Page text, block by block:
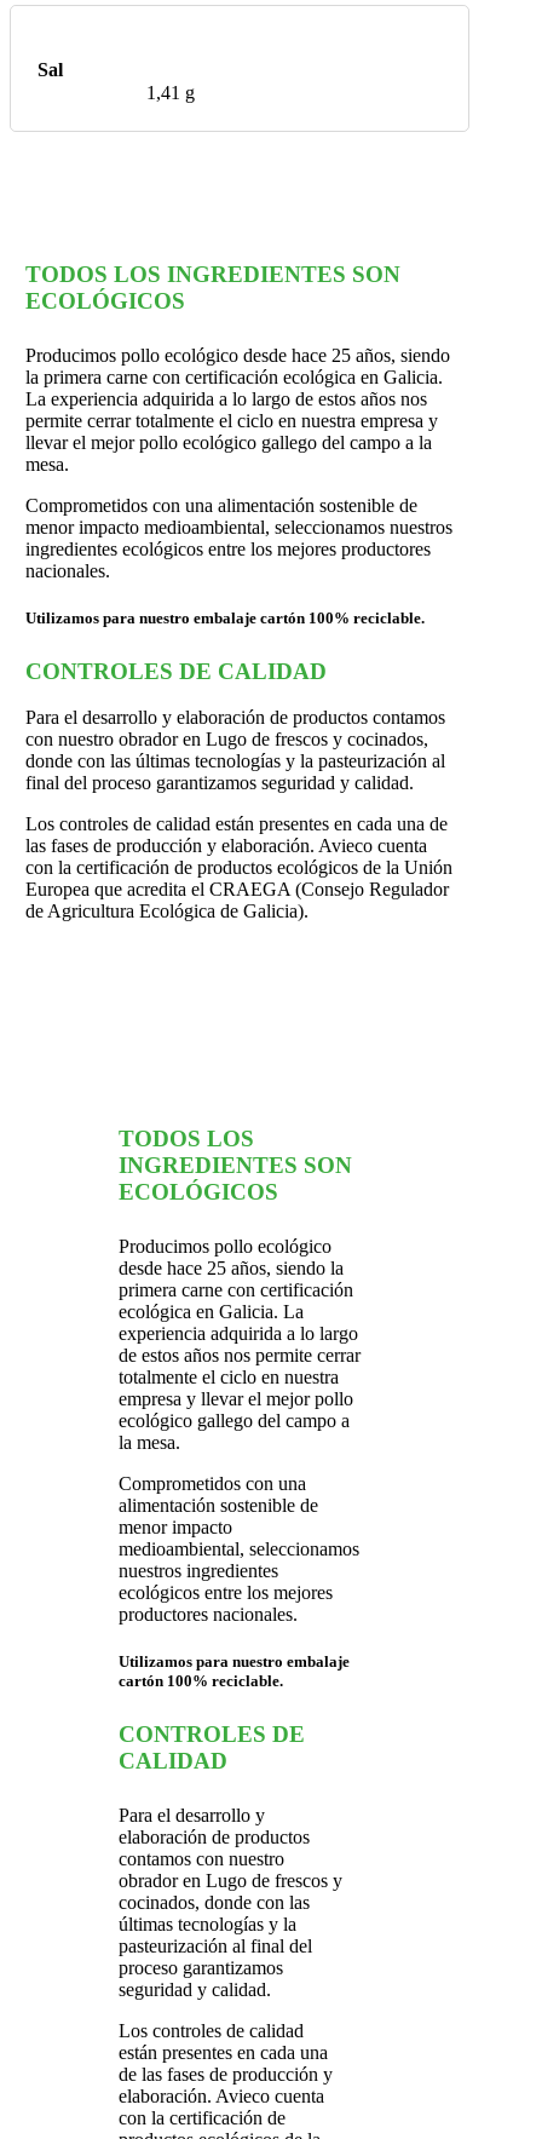
Sal
1,41 g
TODOS LOS INGREDIENTES SON
ECOLÓGICOS
Producimos pollo ecológico desde hace 25 años, siendo
la primera carne con certificación ecológica en Galicia.
La experiencia adquirida a lo largo de estos años nos
permite cerrar totalmente el ciclo en nuestra empresa y
llevar el mejor pollo ecológico gallego del campo a la
mesa.
Comprometidos con una alimentación sostenible de
menor impacto medioambiental, seleccionamos nuestros
ingredientes ecológicos entre los mejores productores
nacionales.
Utilizamos para nuestro embalaje cartón 100% reciclable.
CONTROLES DE CALIDAD
Para el desarrollo y elaboración de productos contamos
con nuestro obrador en Lugo de frescos y cocinados,
donde con las últimas tecnologías y la pasteurización al
final del proceso garantizamos seguridad y calidad.
Los controles de calidad están presentes en cada una de
las fases de producción y elaboración. Avieco cuenta
con la certificación de productos ecológicos de la Unión
Europea que acredita el CRAEGA (Consejo Regulador
de Agricultura Ecológica de Galicia).
TODOS LOS
INGREDIENTES SON
ECOLÓGICOS
Producimos pollo ecológico
desde hace 25 años, siendo la
primera carne con certificación
ecológica en Galicia. La
experiencia adquirida a lo largo
de estos años nos permite cerrar
totalmente el ciclo en nuestra
empresa y llevar el mejor pollo
ecológico gallego del campo a
la mesa.
Comprometidos con una
alimentación sostenible de
menor impacto
medioambiental, seleccionamos
nuestros ingredientes
ecológicos entre los mejores
productores nacionales.
Utilizamos para nuestro embalaje
cartón 100% reciclable.
CONTROLES DE
CALIDAD
Para el desarrollo y
elaboración de productos
contamos con nuestro
obrador en Lugo de frescos y
cocinados, donde con las
últimas tecnologías y la
pasteurización al final del
proceso garantizamos
seguridad y calidad.
Los controles de calidad
están presentes en cada una
de las fases de producción y
elaboración. Avieco cuenta
con la certificación de